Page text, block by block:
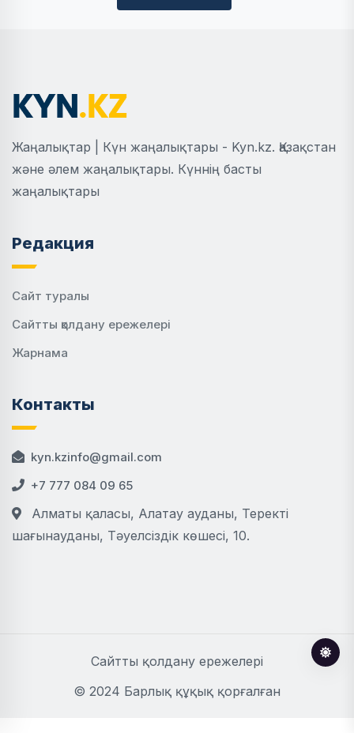
Жаңалықтар | Күн жаңалықтары - Kyn.kz. Қазақстан
және әлем жаңалықтары. Күннің басты
жаңалықтары
Редакция
Сайт туралы
Сайтты қолдану ережелері
Жарнама
Контакты
kyn.kzinfo@gmail.com
+7 777 084 09 65
Алматы қаласы, Алатау ауданы, Теректі
шағынауданы, Тәуелсіздік көшесі, 10.
Сайтты қолдану ережелері
© 2024 Барлық құқық қорғалған